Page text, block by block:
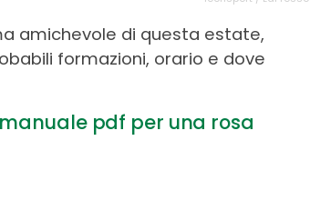
amichevole di questa estate,
formazioni, orario e dove
pdf per una rosa